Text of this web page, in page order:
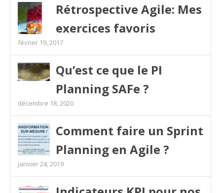
Rétrospective Agile: Mes
exercices favoris
février 19, 2017
Qu’est ce que le PI
Planning SAFe ?
décembre 18, 2020
Comment faire un Sprint
Planning en Agile ?
janvier 24, 2019